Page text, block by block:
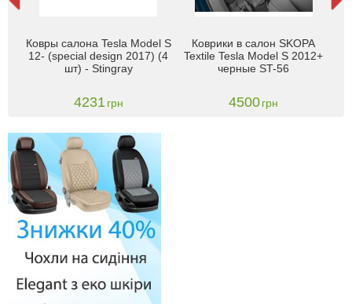
Ковры салона Tesla Model S
12- (special design 2017) (4
шт) - Stingray
4231 грн
Коврики в салон SKOPA
Textile Tesla Model S 2012+
черные ST-56
4500грн